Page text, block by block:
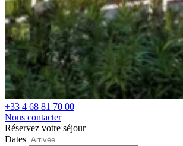
+33 4 68 81 70 00
Nous contacter
Réservez votre séjour
Dates